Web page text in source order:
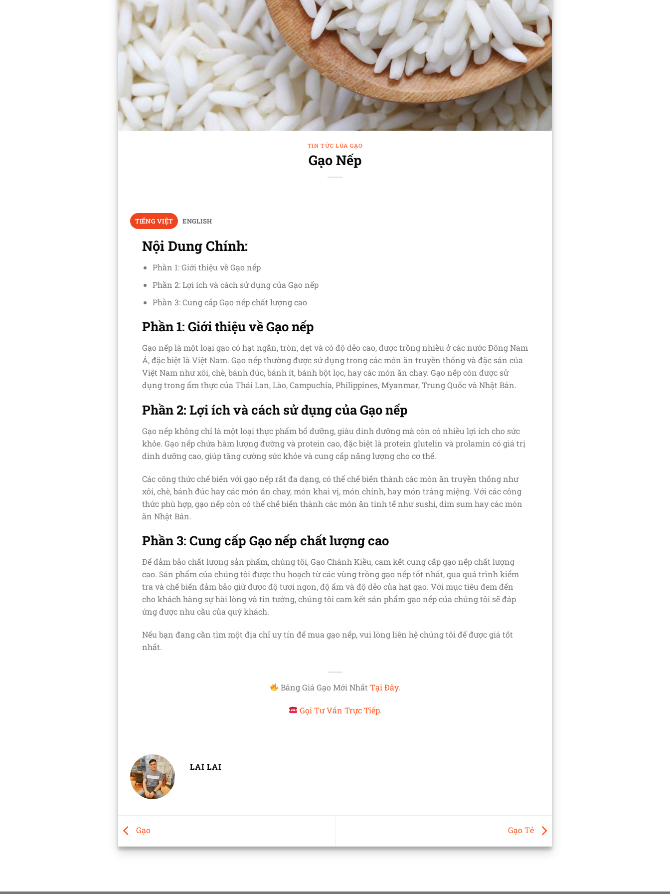
TIN TỨC LÚA GẠO
Gạo Nếp
TIẾNG VIỆT ENGLISH
Nội Dung Chính:
Phần 1: Giới thiệu về Gạo nếp
Phần 2: Lợi ích và cách sử dụng của Gạo nếp
Phần 3: Cung cấp Gạo nếp chất lượng cao
Phần 1: Giới thiệu về Gạo nếp
Gạo nếp là một loại gạo có hạt ngắn, tròn, dẹt và có độ dẻo cao, được trồng nhiều ở các nước Đông Nam
Á, đặc biệt là Việt Nam. Gạo nếp thường được sử dụng trong các món ăn truyền thống và đặc sản của
Việt Nam như xôi, chè, bánh đúc, bánh ít, bánh bột lọc, hay các món ăn chay. Gạo nếp còn được sử
dụng trong ẩm thực của Thái Lan, Lào, Campuchia, Philippines, Myanmar, Trung Quốc và Nhật Bản.
Phần 2: Lợi ích và cách sử dụng của Gạo nếp
Gạo nếp không chỉ là một loại thực phẩm bổ dưỡng, giàu dinh dưỡng mà còn có nhiều lợi ích cho sức
khỏe. Gạo nếp chứa hàm lượng đường và protein cao, đặc biệt là protein glutelin và prolamin có giá trị
dinh dưỡng cao, giúp tăng cường sức khỏe và cung cấp năng lượng cho cơ thể.
Các công thức chế biến với gạo nếp rất đa dạng, có thể chế biến thành các món ăn truyền thống như
xôi, chè, bánh đúc hay các món ăn chay, món khai vị, món chính, hay món tráng miệng. Với các công
thức phù hợp, gạo nếp còn có thể chế biến thành các món ăn tinh tế như sushi, dim sum hay các món
ăn Nhật Bản.
Phần 3: Cung cấp Gạo nếp chất lượng cao
Để đảm bảo chất lượng sản phẩm, chúng tôi, Gạo Chánh Kiều, cam kết cung cấp gạo nếp chất lượng
cao. Sản phẩm của chúng tôi được thu hoạch từ các vùng trồng gạo nếp tốt nhất, qua quá trình kiểm
tra và chế biến đảm bảo giữ được độ tươi ngon, độ ẩm và độ dẻo của hạt gạo. Với mục tiêu đem đến
cho khách hàng sự hài lòng và tin tưởng, chúng tôi cam kết sản phẩm gạo nếp của chúng tôi sẽ đáp
ứng được nhu cầu của quý khách.
Nếu bạn đang cần tìm một địa chỉ uy tín để mua gạo nếp, vui lòng liên hệ chúng tôi để được giá tốt
nhất.
Bảng Giá Gạo Mới NhấtTại Đây.
Gọi Tư Vấn Trực Tiếp.
LAI LAI
Gạo Gạo Tẻ